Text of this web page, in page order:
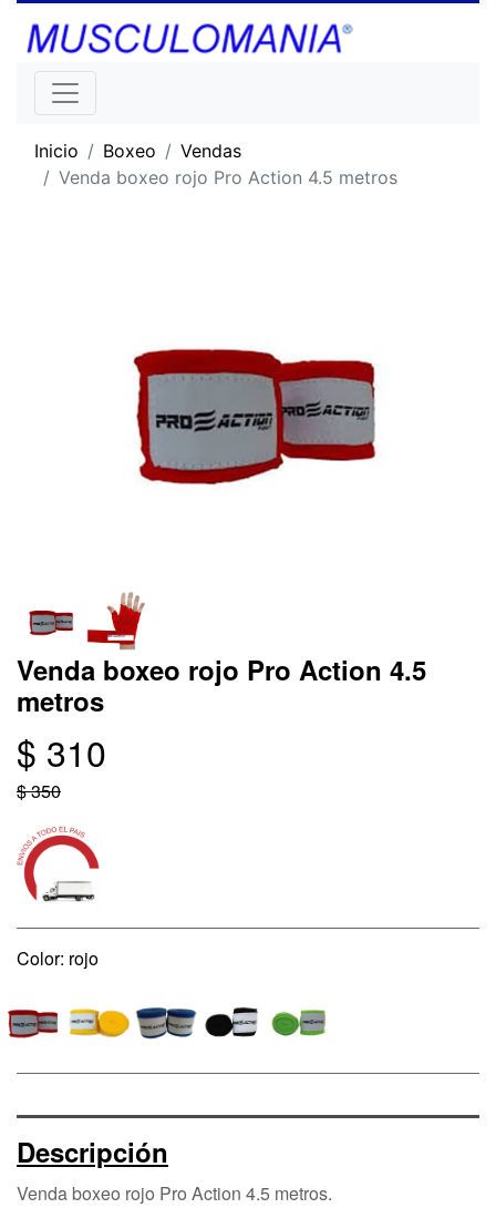
Inicio Boxeo
Vendas
Venda boxeo rojo Pro Action 4.5 metros
Venda boxeo rojo Pro Action 4.5
metros
$ 310
$ 350
Color: rojo
Descripción
Venda boxeo rojo Pro Action 4.5 metros.